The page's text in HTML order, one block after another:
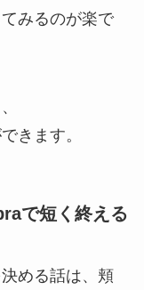
みるのが楽で
きます。
で短く終える
める話は、頬